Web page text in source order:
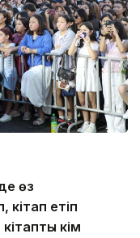
өз
етіп
кім